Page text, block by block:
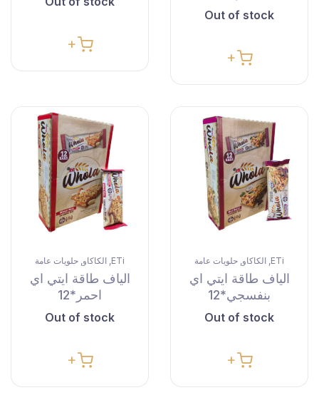
Out of stock
ETi
, الكاكاو, حلويات عامة
الياف طاقة ايتي اي
بنفسجي*12
Out of stock
ETi
, الكاكاو, حلويات عامة
الياف طاقة ايتي اي
احمر*12
Out of stock